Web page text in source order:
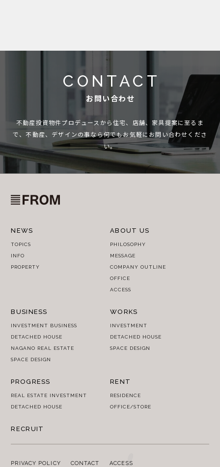
CONTACT
お問い合わせ
不動産投資物件プロデュースから住宅、店舗、家具提案に至るま
で、不動産、デザインの事なら何でもお気軽にお問い合わせくださ
い。
NEWS
TOPICS
INFO
PROPERTY
ABOUT US
PHILOSOPHY
MESSAGE
COMPANY OUTLINE
OFFICE
ACCESS
BUSINESS
INVESTMENT BUSINESS
DETACHED HOUSE
NAGANO REAL ESTATE
SPACE DESIGN
WORKS
INVESTMENT
DETACHED HOUSE
SPACE DESIGN
PROGRESS
REAL ESTATE INVESTMENT
DETACHED HOUSE
RENT
RESIDENCE
OFFICE/STORE
RECRUIT
PRIVACY POLICY CONTACT ACCESS